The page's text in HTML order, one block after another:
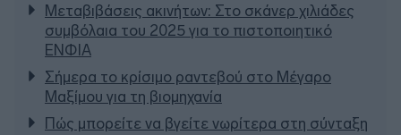
Μεταβιβάσεις ακινήτων: Στο σκάνερ χιλιάδες
συμβόλαια του 2025 για το πιστοποιητικό
ΕΝΦΙΑ
Σήμερα το κρίσιμο ραντεβού στο Μέγαρο
Μαξίμου για τη βιομηχανία
Πώς μπορείτε να βγείτε νωρίτερα στη σύνταξη